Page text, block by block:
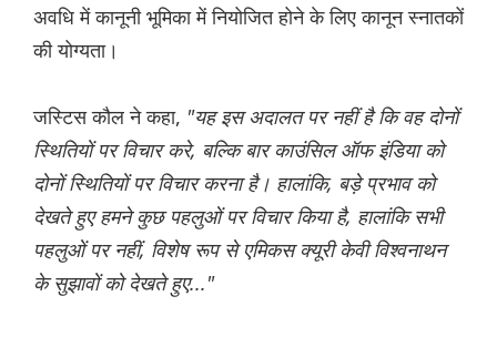
अवधि में कानूनी भूमिका में नियोजित होने के लिए कानून स्नातकों
की योग्यता।
जस्टिस कौल ने कहा, "यह इस अदालत पर नहीं है कि वह दोनों
स्थितियों पर विचार करे, बल्कि बार काउंसिल ऑफ इंडिया को
दोनों स्थितियों पर विचार करना है। हालांकि, बड़े प्रभाव को
देखते हुए हमने कुछ पहलुओं पर विचार किया है, हालांकि सभी
पहलुओं पर नहीं, विशेष रूप से एमिकस क्यूरी केवी विश्वनाथन
के सुझावों को देखते हुए..."